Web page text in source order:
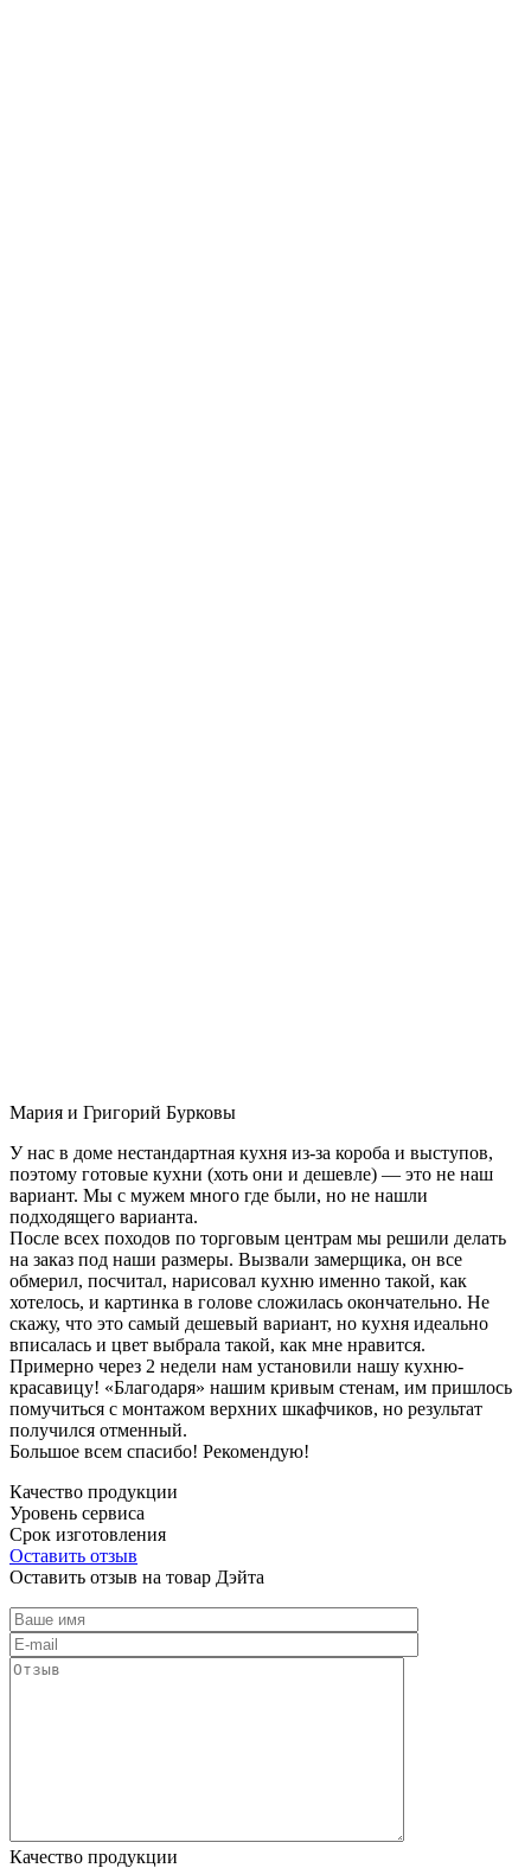
Мария и Григорий Бурковы
У нас в доме нестандартная кухня из-за короба и выступов,
поэтому готовые кухни (хоть они и дешевле) — это не наш
вариант. Мы с мужем много где были, но не нашли
подходящего варианта.
После всех походов по торговым центрам мы решили делать
на заказ под наши размеры. Вызвали замерщика, он все
обмерил, посчитал, нарисовал кухню именно такой, как
хотелось, и картинка в голове сложилась окончательно. Не
скажу, что это самый дешевый вариант, но кухня идеально
вписалась и цвет выбрала такой, как мне нравится.
Примерно через 2 недели нам установили нашу кухню-
красавицу! «Благодаря» нашим кривым стенам, им пришлось
помучиться с монтажом верхних шкафчиков, но результат
получился отменный.
Большое всем спасибо! Рекомендую!
Качество продукции
Уровень сервиса
Срок изготовления
Оставить отзыв
Оставить отзыв на товар Дэйта
Качество продукции